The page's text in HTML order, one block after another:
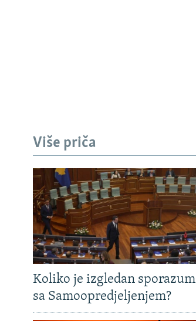
Više priča
Koliko je izgledan sporazum
sa Samoopredjeljenjem?